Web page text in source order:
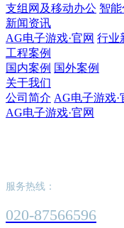
支组网及移动办公 智
新闻资讯
AG电子游戏·官网 行业
工程案例
国内案例 国外案例
关于我们
公司简介 AG电子游戏·
AG电子游戏·官网
服务热线：
020-87566596